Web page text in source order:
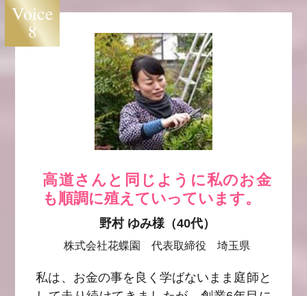
Voice
8
高道さんと同じように私のお金
も順調に殖えていっています。
野村 ゆみ様（40代）
株式会社花蝶園 代表取締役 埼玉県
私は、お金の事を良く学ばないまま庭師と